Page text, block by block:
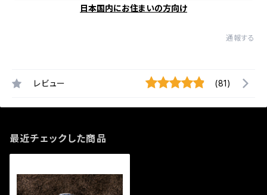
日本国内にお住まいの方向け
通報する
レビュー (81)
最近チェックした商品